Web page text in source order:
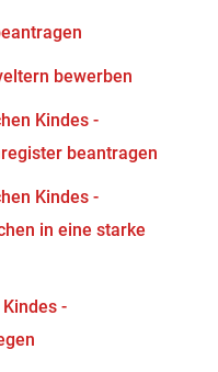
bewerben
Kindes -
beantragen
Kindes -
in eine starke
-